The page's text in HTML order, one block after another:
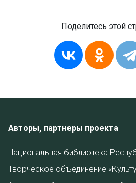
Поделитесь этой
Авторы, партнеры проекта
Национальная библиотека
Творческое объединение